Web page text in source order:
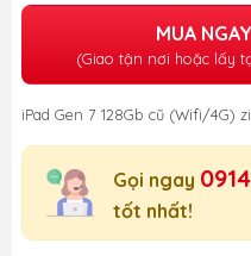
MUA NGAY
(Giao tận nơi hoặc lấy
iPad Gen 7 128Gb cũ (Wifi/4G)
Gọi ngay
tốt nhất!